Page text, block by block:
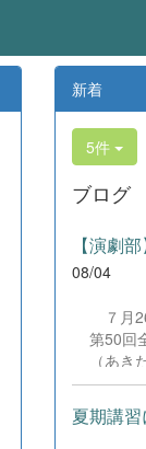
新着
5件
ブログ
08/04
７月
第50回
（あ
演劇部
術賞」
当日は
夏期講